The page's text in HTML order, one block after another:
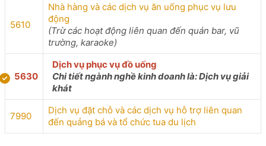
5610
Nhà hàng và các dịch vụ ăn uống phục vụ lưu
động
(Trừ các hoạt động liên quan đến quán bar, vũ
trường, karaoke)
5630
Dịch vụ phục vụ đồ uống
Chi tiết ngành nghề kinh doanh là: Dịch vụ giải
khát
7990
Dịch vụ đặt chỗ và các dịch vụ hỗ trợ liên quan
đến quảng bá và tổ chức tua du lịch